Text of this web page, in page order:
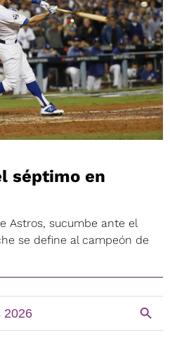
séptimo en
Astros, sucumbe ante el
se define al campeón de